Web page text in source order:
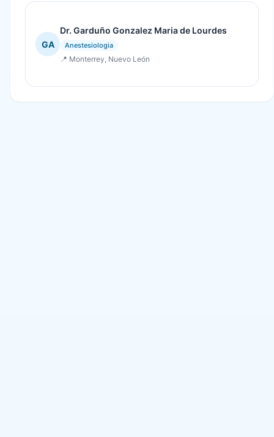
GA
Dr. Garduño Gonzalez Maria de Lourdes
Anestesiologia
📍 Monterrey, Nuevo León